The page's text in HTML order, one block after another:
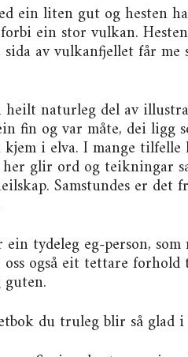
ein liten gut og hesten
ein stor vulkan.
sida av vulkanfjellet får
naturleg del av
fin og var måte, dei ligg
i elva. I mange
glir ord og teikningar
Samstundes er
tydeleg eg-person,
oss også eit tettare
du truleg blir så